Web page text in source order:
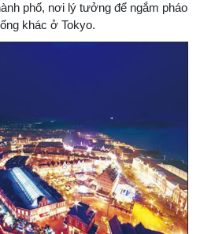
phố, nơi lý tưởng để ngắm pháo
khác ở Tokyo.